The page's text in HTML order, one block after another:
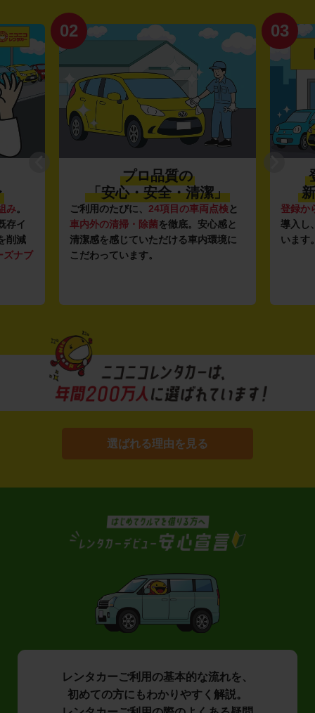
み。
存イ
削減
ズナブ
02
プロ品質の
「安心・安全・清潔」
ご利用のたびに、 24項目の車両点検と
車内外の清掃・除菌を徹底。安心感と
清潔感を感じていただける車内環境に
こだわっています。
03
登録か
導入し
います
選ばれる理由を見る
レンタカーご利用の基本的な流れを、
初めての方にもわかりやすく解説。